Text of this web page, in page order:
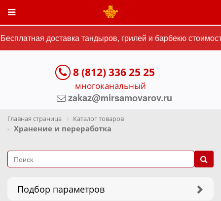
доставка тандыров, грилей и барбекю
8 (812) 336 25 25
многоканальный
zakaz@mirsamovarov.ru
Главная страница Каталог товаров
Хранение и переработка
Подбор параметров